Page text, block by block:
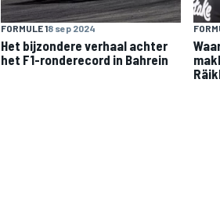
FORMULE 18 sep 2024
Het bijzondere verhaal achter
het F1-ronderecord in Bahrein